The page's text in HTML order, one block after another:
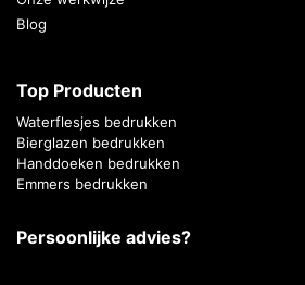
Blog
Top Producten
Waterflesjes bedrukken
Bierglazen bedrukken
Handdoeken bedrukken
Emmers bedrukken
Persoonlijke advies?